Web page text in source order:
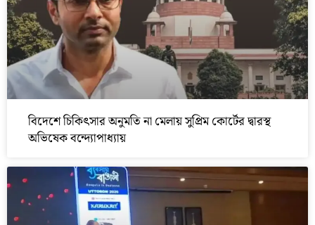
বিদেশে চিকিৎসার অনুমতি না মেলায় সুপ্রিম কোর্টের দ্বারস্থ
অভিষেক বন্দ্যোপাধ্যায়